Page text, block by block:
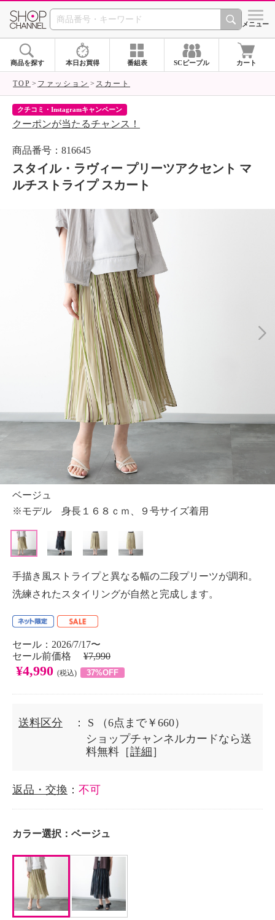
SHOP CHANNEL シメニュー
商品を探す 本日お買得 番組表 SCピープル カート
TOP ファッション スカート
クチコミ・Instagramキャンペーン
クーポンが当たるチャンス！
商品番号：816645
スタイル・ラヴィー プリーツアクセント マ
ルチストライプ スカート
ベージュ
※モデル 身長１６８ｃｍ、９号サイズ着用
手描き風ストライプと異なる幅の二段プリーツが調和。
洗練されたスタイリングが自然と完成します。
セール：2026/7/17〜
セール前価格 ¥7,990
¥4,990 (税込) 37%OFF
送料区分 ： S
（6点まで￥660）
ショップチャンネルカードなら送
料無料［詳細 ］
返品・交換 ： 不可
カラー選択： ベージュ